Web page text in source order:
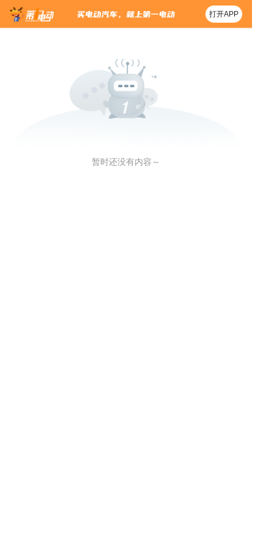
打开APP
暂时还没有内容～